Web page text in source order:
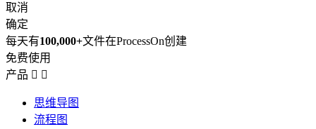
取消
确定
每天有100,000+文件在ProcessOn创建
免费使用
产品  
思维导图
流程图